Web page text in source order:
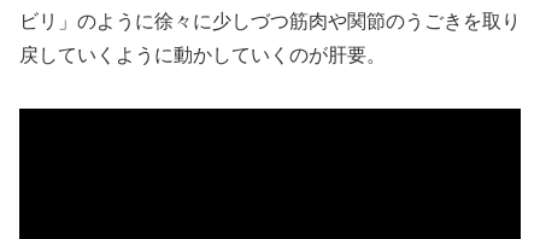
ビリ」のように徐々に少しづつ筋肉や関節のうごきを取り
戻していくように動かしていくのが肝要。